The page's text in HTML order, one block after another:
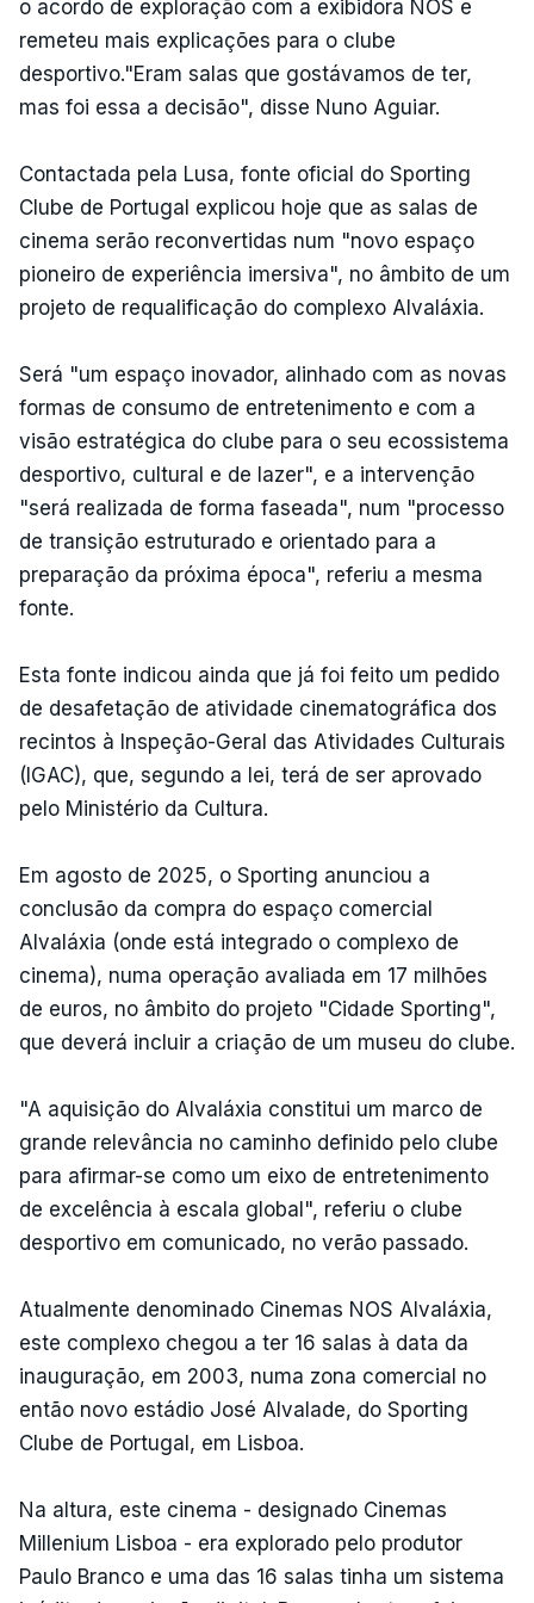
o acordo de exploração com a exibidora NOS e
remeteu mais explicações para o clube
desportivo."Eram salas que gostávamos de ter,
mas foi essa a decisão", disse Nuno Aguiar.
Contactada pela Lusa, fonte oficial do Sporting
Clube de Portugal explicou hoje que as salas de
cinema serão reconvertidas num "novo espaço
pioneiro de experiência imersiva", no âmbito de um
projeto de requalificação do complexo Alvaláxia.
Será "um espaço inovador, alinhado com as novas
formas de consumo de entretenimento e com a
visão estratégica do clube para o seu ecossistema
desportivo, cultural e de lazer", e a intervenção
"será realizada de forma faseada", num "processo
de transição estruturado e orientado para a
preparação da próxima época", referiu a mesma
fonte.
Esta fonte indicou ainda que já foi feito um pedido
de desafetação de atividade cinematográfica dos
recintos à Inspeção-Geral das Atividades Culturais
(IGAC), que, segundo a lei, terá de ser aprovado
pelo Ministério da Cultura.
Em agosto de 2025, o Sporting anunciou a
conclusão da compra do espaço comercial
Alvaláxia (onde está integrado o complexo de
cinema), numa operação avaliada em 17 milhões
de euros, no âmbito do projeto "Cidade Sporting",
que deverá incluir a criação de um museu do clube.
"A aquisição do Alvaláxia constitui um marco de
grande relevância no caminho definido pelo clube
para afirmar-se como um eixo de entretenimento
de excelência à escala global", referiu o clube
desportivo em comunicado, no verão passado.
Atualmente denominado Cinemas NOS Alvaláxia,
este complexo chegou a ter 16 salas à data da
inauguração, em 2003, numa zona comercial no
então novo estádio José Alvalade, do Sporting
Clube de Portugal, em Lisboa.
Na altura, este cinema - designado Cinemas
Millenium Lisboa - era explorado pelo produtor
Paulo Branco e uma das 16 salas tinha um sistema